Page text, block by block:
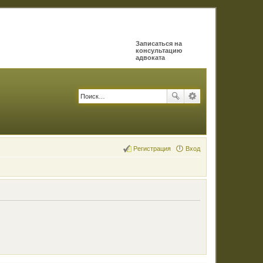
Записаться на
консультацию
адвоката
Вход
Регистрация